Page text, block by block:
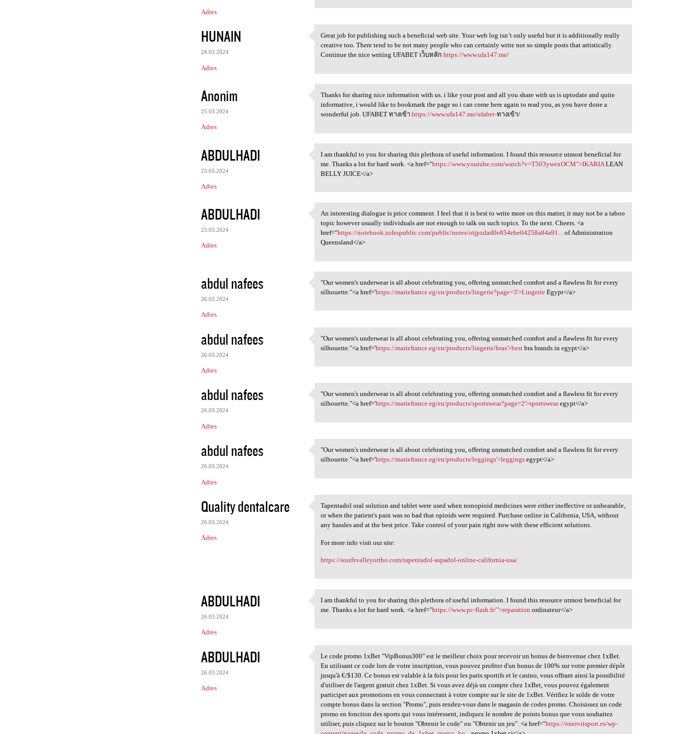
Adres
HUNAIN
24.03.2024
Adres
Great job for publishing such
Great job for publishing such a beneficial web site. Your web log isn’t only useful but it is additionally really
creative too. There tend to be not many people who can certainly write not so simple posts that artistically.
Continue the nice writing UFABET เว็บหลักhttps://www.ufa147.me/
Anonim
25.03.2024
Adres
Thanks for sharing nice
Thanks for sharing nice information with us. i like your post and all you share with us is uptodate and quite
informative, i would like to bookmark the page so i can come here again to read you, as you have done a
wonderful job. UFABET ทางเข้าhttps://www.ufa147.me/ufabet-ทางเข้า/
ABDULHADI
25.03.2024
Adres
I am thankful to you for
I am thankful to you for sharing this plethora of useful information. I found this resource utmost beneficial for
me. Thanks a lot for hard work. <a href="https://www.youtube.com/watch?v=T503ywexOCM">IKARIA LEAN
BELLY JUICE</a>
ABDULHADI
25.03.2024
Adres
An interesting dialogue is
An interesting dialogue is price comment. I feel that it is best to write more on this matter, it may not be a taboo
topic however usually individuals are not enough to talk on such topics. To the next. Cheers. <a
href="https://notebook.zohopublic.com/public/notes/otjpzdad0e854ebe04258a84a91... of Administration
Queensland</a>
abdul nafees
26.03.2024
Adres
"Our women's underwear is all
"Our women's underwear is all about celebrating you, offering unmatched comfort and a flawless fit for every
silhouette."<a href='https://mariefrance.eg/en/products/lingerie?page=3'>Lingerie Egypt</a>
abdul nafees
26.03.2024
Adres
"Our women's underwear is all
"Our women's underwear is all about celebrating you, offering unmatched comfort and a flawless fit for every
silhouette."<a href='https://mariefrance.eg/en/products/lingerie/bras'>best bra brands in egypt</a>
abdul nafees
26.03.2024
Adres
"Our women's underwear is all
"Our women's underwear is all about celebrating you, offering unmatched comfort and a flawless fit for every
silhouette."<a href='https://mariefrance.eg/en/products/sportswear?page=2'>sportswearegypt</a>
abdul nafees
26.03.2024
Adres
"Our women's underwear is all
"Our women's underwear is all about celebrating you, offering unmatched comfort and a flawless fit for every
silhouette."<a href='https://mariefrance.eg/en/products/leggings'>leggings egypt</a>
Quality dentalcare
26.03.2024
Adres
Tapentadol oral solution and
Tapentadol oral solution and tablet were used when nonopioid medicines were either ineffective or unbearable,
or when the patient's pain was so bad that opioids were required. Purchase online in California, USA, without
any hassles and at the best price. Take control of your pain right now with these efficient solutions.
For more info visit our site:
https://southvalleyortho.com/tapentadol-aspadol-online-california-usa/
ABDULHADI
26.03.2024
Adres
I am thankful to you for
I am thankful to you for sharing this plethora of useful information. I found this resource utmost beneficial for
me. Thanks a lot for hard work. <a href="https://www.pc-flash.fr/">reparation ordinateur</a>
ABDULHADI
26.03.2024
Adres
Le code promo 1xBet
Le code promo 1xBet "VipBonus300" est le meilleur choix pour recevoir un bonus de bienvenue chez 1xBet.
En utilisant ce code lors de votre inscription, vous pouvez profiter d'un bonus de 100% sur votre premier dépôt
jusqu'à €/$130. Ce bonus est valable à la fois pour les paris sportifs et le casino, vous offrant ainsi la possibilité
d'utiliser de l'argent gratuit chez 1xBet. Si vous avez déjà un compte chez 1xBet, vous pouvez également
participer aux promotions en vous connectant à votre compte sur le site de 1xBet. Vérifiez le solde de votre
compte bonus dans la section "Promo", puis rendez-vous dans le magasin de codes promo. Choisissez un code
promo en fonction des sports qui vous intéressent, indiquez le nombre de points bonus que vous souhaitez
utiliser, puis cliquez sur le bouton "Obtenir le code" ou "Obtenir un jeu". <a href="https://enervitsport.es/wp-